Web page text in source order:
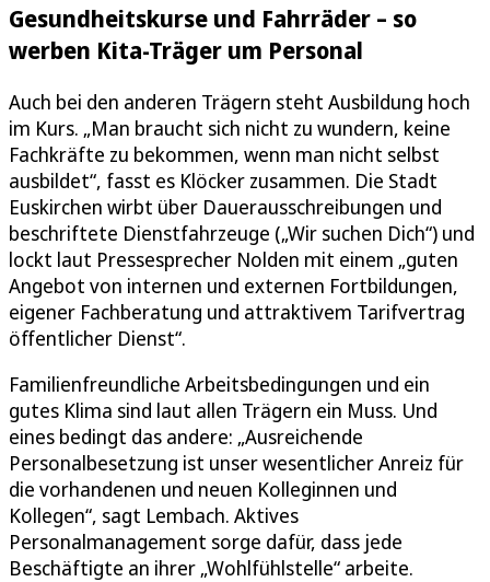
Gesundheitskurse und Fahrräder – so
werben Kita-Träger um Personal
Auch bei den anderen Trägern steht Ausbildung hoch
im Kurs. „Man braucht sich nicht zu wundern, keine
Fachkräfte zu bekommen, wenn man nicht selbst
ausbildet“, fasst es Klöcker zusammen. Die Stadt
Euskirchen wirbt über Dauerausschreibungen und
beschriftete Dienstfahrzeuge („Wir suchen Dich“) und
lockt laut Pressesprecher Nolden mit einem „guten
Angebot von internen und externen Fortbildungen,
eigener Fachberatung und attraktivem Tarifvertrag
öffentlicher Dienst“.
Familienfreundliche Arbeitsbedingungen und ein
gutes Klima sind laut allen Trägern ein Muss. Und
eines bedingt das andere: „Ausreichende
Personalbesetzung ist unser wesentlicher Anreiz für
die vorhandenen und neuen Kolleginnen und
Kollegen“, sagt Lembach. Aktives
Personalmanagement sorge dafür, dass jede
Beschäftigte an ihrer „Wohlfühlstelle“ arbeite.